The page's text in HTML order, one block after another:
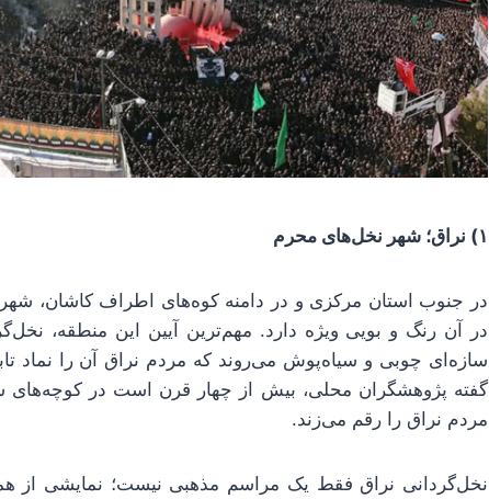
۱) نراق؛ شهر نخل‌های محرم
در جنوب استان مرکزی و در دامنه کوه‌های اطراف کاشان،
در آن رنگ و بویی ویژه دارد. مهم‌ترین آیین این منطقه،
سازه‌ای چوبی و سیاه‌پوش می‌روند که مردم نراق آن را نماد
گفته پژوهشگران محلی، بیش از چهار قرن است در
مردم نراق را رقم می‌زند.
نخل‌گردانی نراق فقط یک مراسم مذهبی نیست؛ نمایشی از